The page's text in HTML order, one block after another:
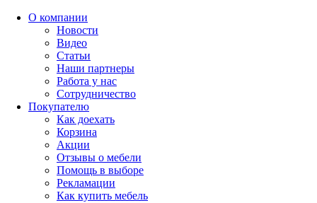
О компании
Новости
Видео
Статьи
Наши партнеры
Работа у нас
Сотрудничество
Покупателю
Как доехать
Корзина
Акции
Отзывы о мебели
Помощь в выборе
Рекламации
Как купить мебель